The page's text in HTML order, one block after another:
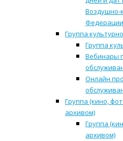
Воздушно-
Федерации
Группа
Группа
Вебинары
Онлайн
Группа (кино,
архивом)
Группа
архивом)